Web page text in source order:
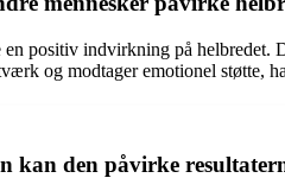
positiv indvirkning på
og modtager emotionel støtte,
kan den påvirke